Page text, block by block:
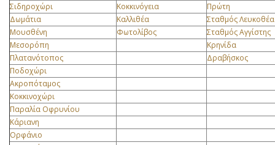
Σιδηροχώρι
Κοκκινόγεια
Πρώτη
Δωμάτια
Καλλιθέα
Σταθμός
Μουσθένη
Φωτολίβος
Σταθμός Αγγίστης
Μεσορόπη
Κρηνίδα
Πλατανότοπος
Δραβήσκος
Ποδοχώρι
Ακροπόταμος
Κοκκινοχώρι
Παραλία Οφρυνίου
Κάριανη
Ορφάνιο